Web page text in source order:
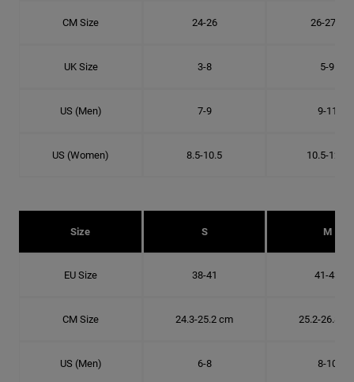
CM Size 24-26 26-27.8
UK Size 3-8 5-9
US (Men) 7-9 9-11
US (Women) 8.5-10.5 10.5-12.5
Size S M
EU Size 38-41 41-43
CM Size 24.3-25.2 cm 25.2-26.8
US (Men) 6-8 8-10